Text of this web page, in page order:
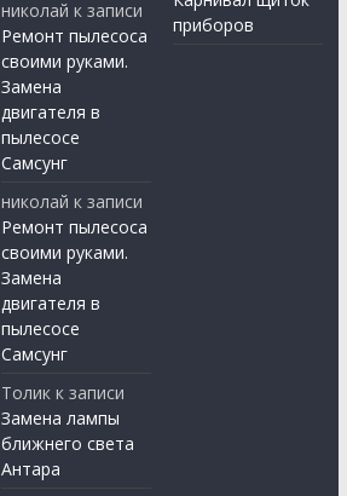
николай к записи
Ремонт пылесоса
своими руками.
Замена
двигателя в
пылесосе
Самсунг
николай к записи
Ремонт пылесоса
своими руками.
Замена
двигателя в
пылесосе
Самсунг
Толик к записи
Замена лампы
ближнего света
Антара
приборов